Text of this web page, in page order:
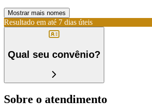
Mostrar mais nomes
Resultado em até 7 dias úteis
Qual seu convênio?
Sobre o atendimento